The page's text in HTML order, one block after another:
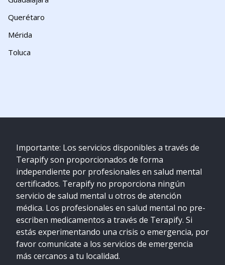
Querétaro
Mérida
Toluca
Importante: Los servicios disponibles a través de
Terapify son proporcionados de forma
independiente por profesionales en salud mental
certificados. Terapify no proporciona ningún
servicio de salud mental u otros de atención
médica. Los profesionales en salud mental no pre-
escriben medicamentos a través de Terapify. Si
estás experimentando una crisis o emergencia, por
favor comunícate a los servicios de emergencia
más cercanos a tu localidad.